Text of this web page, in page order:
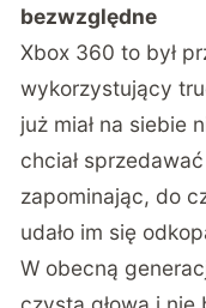
bezwzględne
Xbox 360 to był
wykorzystujący
już miał na siebie
chciał
zapominając, do
udało im się
W obecną